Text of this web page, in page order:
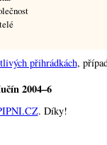
přihrádkách,
2004–6
. Díky!